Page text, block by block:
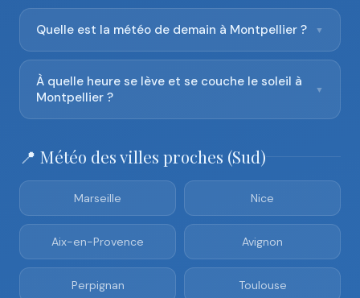
Quelle est la météo de demain à Montpellier ? ▼
À quelle heure se lève et se couche le soleil à
Montpellier ?
▼
📍 Météo des villes proches (Sud)
Marseille Nice
Aix-en-Provence Avignon
Perpignan Toulouse